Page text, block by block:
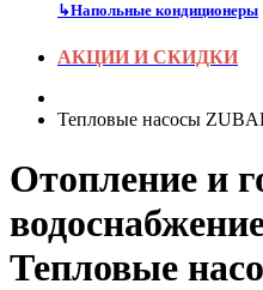
↳Напольные кондиционеры
АКЦИИ И СКИДКИ
Тепловые насосы
Отопление и
Тепловые